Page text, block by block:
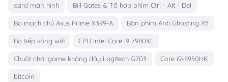
card màn hình Bill Gates & Tổ hợp phím Ctrl - Alt - Del
Bo mạch chủ Asus Prime X399-A Bàn phím Anti Ghosting X5
Bộ tiếp sóng wifi CPU Intel Core i9 7980XE
Chuột chơi game không dây Logitech G703 Core i9-8950HK
bitcoin